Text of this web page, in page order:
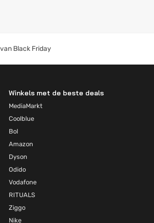
Black Friday
Winkels met de beste deals
MediaMarkt
Coolblue
Bol
Amazon
Dyson
Odido
Vodafone
RITUALS
Ziggo
Nike